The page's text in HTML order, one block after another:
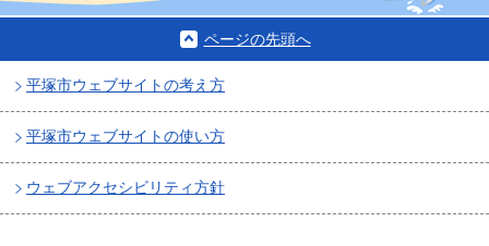
ページの先頭へ
平塚市ウェブサイトの考え方
平塚市ウェブサイトの使い方
ウェブアクセシビリティ方針